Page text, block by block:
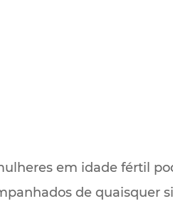
em idade fértil
de quaisquer